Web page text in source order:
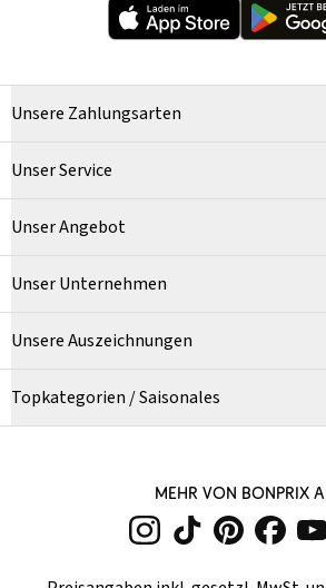
Unsere Zahlungsarten
Unser Service
Unser Angebot
Unser Unternehmen
Unsere Auszeichnungen
Topkategorien / Saisonales
MEHR VON BONPRIX